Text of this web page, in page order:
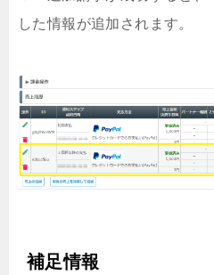
した情報が追加されます。
補足情報